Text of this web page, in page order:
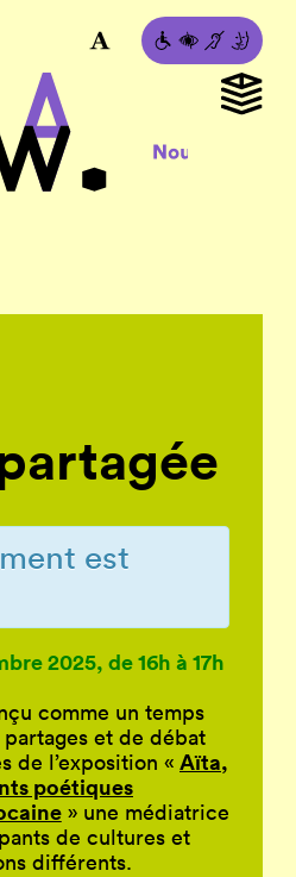
est
2025, de 16h à 17h
comme un temps
partages et de débat
de l’exposition « Aïta,
poétiques
» une médiatrice
de cultures et
différents.